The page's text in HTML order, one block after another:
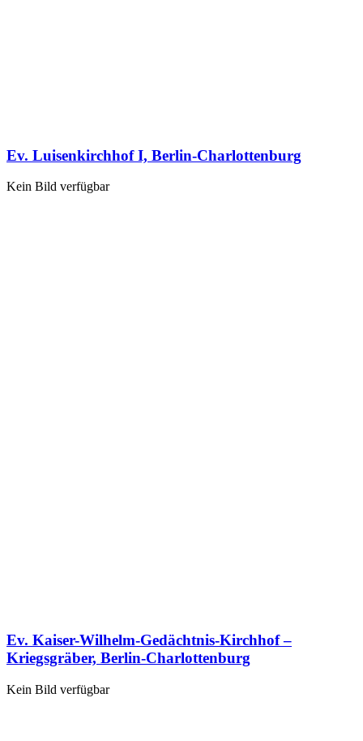
Ev. Luisenkirchhof I, Berlin-Charlottenburg
Kein Bild verfügbar
Ev. Kaiser-Wilhelm-Gedächtnis-Kirchhof –
Kriegsgräber, Berlin-Charlottenburg
Kein Bild verfügbar